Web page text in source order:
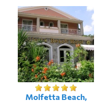
Molfetta Beach,